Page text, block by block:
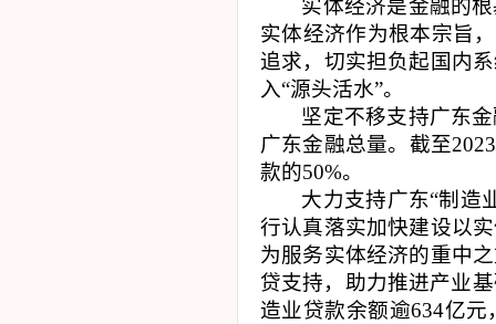
实体经济是金融的
实体经济作为根本宗旨
追求，切实担负起国内
入“源头活水”。
坚定不移支持广东
广东金融总量。截至2023
款的50%。
大力支持广东“制造
行认真落实加快建设以
为服务实体经济的重中
贷支持，助力推进产业
造业贷款余额逾634亿元